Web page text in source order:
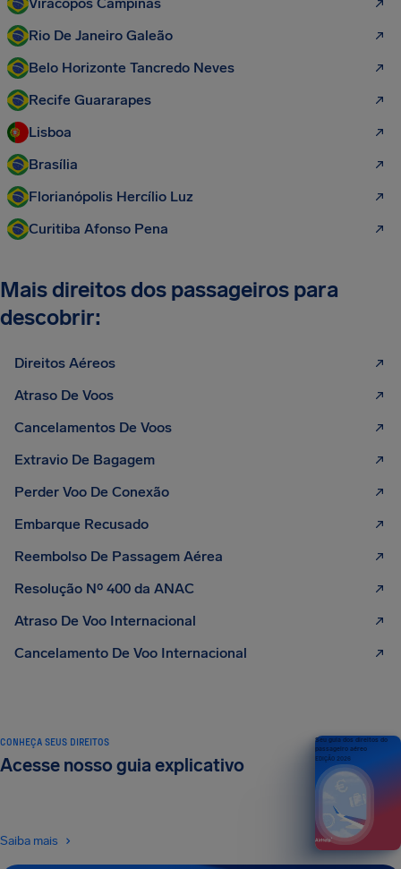
Rio De Janeiro Galeão
Belo Horizonte Tancredo Neves
Recife Guararapes
Lisboa
Brasília
Florianópolis Hercílio Luz
Curitiba Afonso Pena
Mais direitos dos passageiros para
descobrir:
Direitos Aéreos
Atraso De Voos
Cancelamentos De Voos
Extravio De Bagagem
Perder Voo De Conexão
Embarque Recusado
Reembolso De Passagem Aérea
Resolução Nº 400 da ANAC
Atraso De Voo Internacional
Cancelamento De Voo Internacional
CONHEÇA SEUS DIREITOS
Acesse nosso guia explicativo
Saiba mais
Seu guia dos direitos do
passageiro aéreo
EDIÇÃO 2026